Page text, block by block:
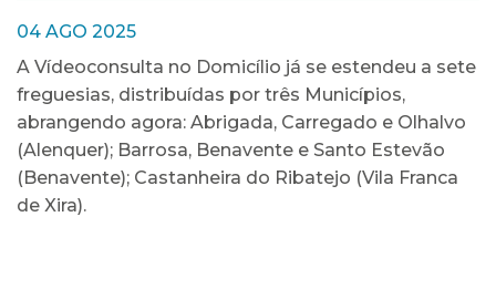
04 AGO 2025
A Vídeoconsulta no Domicílio já se estendeu a sete
freguesias, distribuídas por três Municípios,
abrangendo agora: Abrigada, Carregado e Olhalvo
(Alenquer); Barrosa, Benavente e Santo Estevão
(Benavente); Castanheira do Ribatejo (Vila Franca
de Xira).